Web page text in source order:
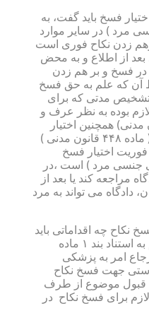
فسخ باید گفت، به
مرد ) در سایر موارد
زدن نکاح فوری است
از اطلاع و به محض
در فسخ و بر هم زدن
که علم به حق فسخ
تشخیص مدتی که برای
بوده به نظر عرف و
۱۱۳۱ قانون مدنی) همچنین اختیار
فسخ نکاح قابل اسقاط است. ( ماده ۴۴۸ قانون مدنی )
فوریت اختیار فسخ
جنسی مرد ) است ،در
مراجعه کند یا بعد از
می تواند به مرد
نکاح چه اقداماتی باید
بکنیم، پاسخ دادم: ما می توانیم به استناد بند ۱ ماده
ارجاع امر به پزشکی
جهت فسخ نکاح
با قبول موضوع از طرف
برای فسخ نکاح در